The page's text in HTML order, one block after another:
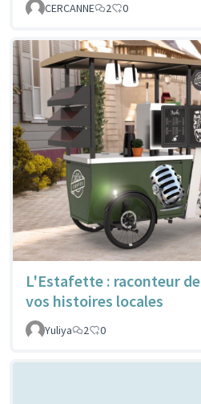
CERCANNE
2 0
L'Estafette : raconteur de
vos histoires locales
Yuliya
2 0